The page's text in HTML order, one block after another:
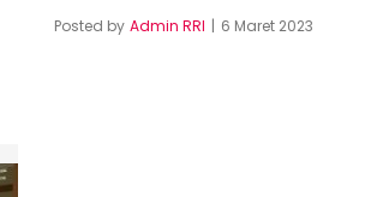
Posted by Admin RRI 6 Maret 2023